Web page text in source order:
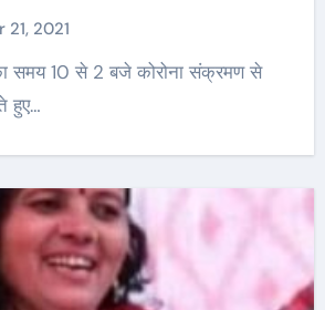
21, 2021
हुए…